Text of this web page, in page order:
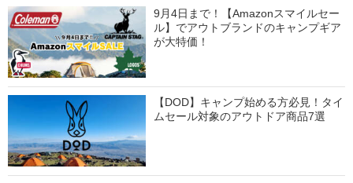
9月4日まで！【Amazonスマイルセー
ル】でアウトブランドのキャンプギア
が大特価！
【DOD】キャンプ始める方必見！タイ
ムセール対象のアウトドア商品7選